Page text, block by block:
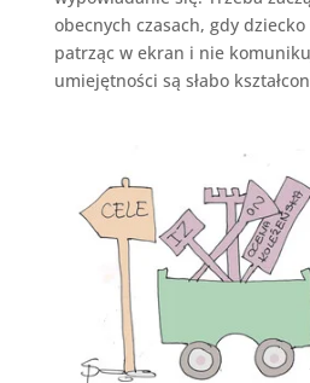
obecnych czasach, gdy
patrząc w ekran i nie
umiejętności są słabo